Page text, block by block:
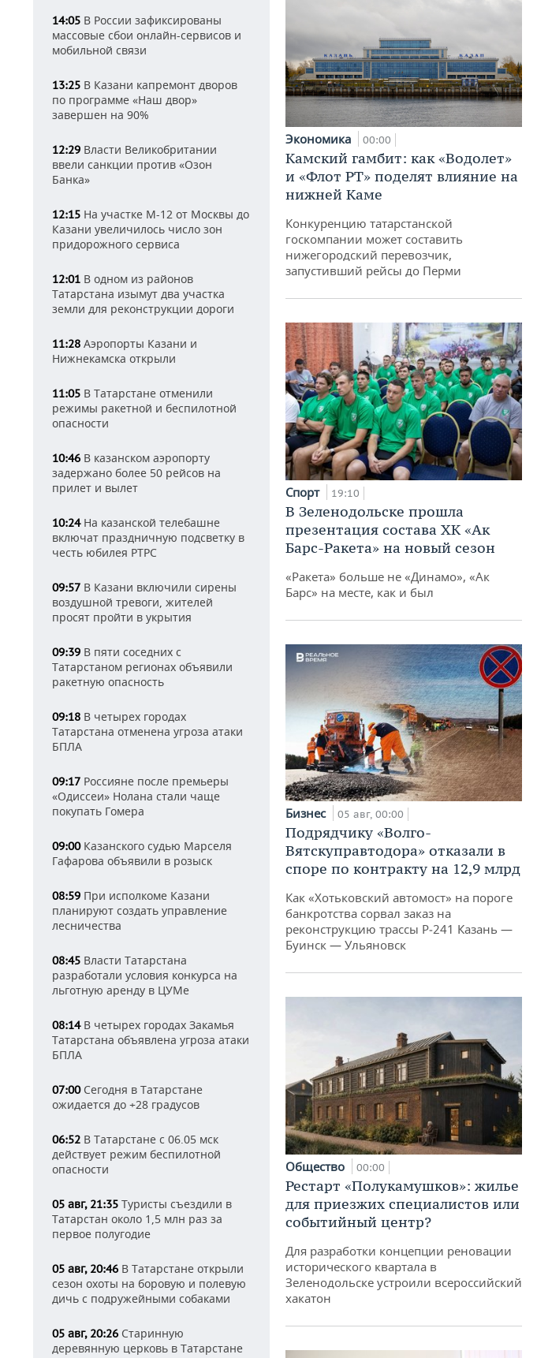
14:05 В России зафиксированы
массовые сбои онлайн-сервисов и
мобильной связи
13:25 В Казани капремонт дворов
по программе «Наш двор»
завершен на 90%
12:29 Власти Великобритании
ввели санкции против «Озон
Банка»
12:15 На участке М-12 от Москвы до
Казани увеличилось число зон
придорожного сервиса
12:01 В одном из районов
Татарстана изымут два участка
земли для реконструкции дороги
11:28 Аэропорты Казани и
Нижнекамска открыли
11:05 В Татарстане отменили
режимы ракетной и беспилотной
опасности
10:46 В казанском аэропорту
задержано более 50 рейсов на
прилет и вылет
10:24На казанской телебашне
включат праздничную подсветку в
честь юбилея РТРС
09:57 В Казани включили сирены
воздушной тревоги, жителей
просят пройти в укрытия
09:39 В пяти соседних с
Татарстаном регионах объявили
ракетную опасность
09:18 В четырех городах
Татарстана отменена угроза атаки
БПЛА
09:17 Россияне после премьеры
«Одиссеи» Нолана стали чаще
покупать Гомера
09:00Казанского судью Марселя
Гафарова объявили в розыск
08:59 При исполкоме Казани
планируют создать управление
лесничества
08:45 Власти Татарстана
разработали условия конкурса на
льготную аренду в ЦУМе
08:14В четырех городах Закамья
Татарстана объявлена угроза атаки
БПЛА
07:00Сегодня в Татарстане
ожидается до +28 градусов
06:52 В Татарстане с 06.05 мск
действует режим беспилотной
опасности
05 авг, 21:35 Туристы съездили в
Татарстан около 1,5 млн раз за
первое полугодие
05 авг, 20:46 В Татарстане открыли
сезон охоты на боровую и полевую
дичь с подружейными собаками
05 авг, 20:26 Старинную
деревянную церковь в Татарстане
Экономика 00:00
Камский гамбит: как «Водолет»
и «Флот РТ» поделят влияние на
нижней Каме
Конкуренцию татарстанской
госкомпании может составить
нижегородский перевозчик,
запустивший рейсы до Перми
Спорт 19:10
В Зеленодольске прошла
презентация состава ХК «Ак
Барс-Ракета» на новый сезон
«Ракета» больше не «Динамо», «Ак
Барс» на месте, как и был
Бизнес 05 авг, 00:00
Подрядчику «Волго-
Вятскуправтодора» отказали в
споре по контракту на 12,9 млрд
Как «Хотьковский автомост» на пороге
банкротства сорвал заказ на
реконструкцию трассы Р‑241 Казань —
Буинск — Ульяновск
Общество 00:00
Рестарт «Полукамушков»: жилье
для приезжих специалистов или
событийный центр?
Для разработки концепции реновации
исторического квартала в
Зеленодольске устроили всероссийский
хакатон